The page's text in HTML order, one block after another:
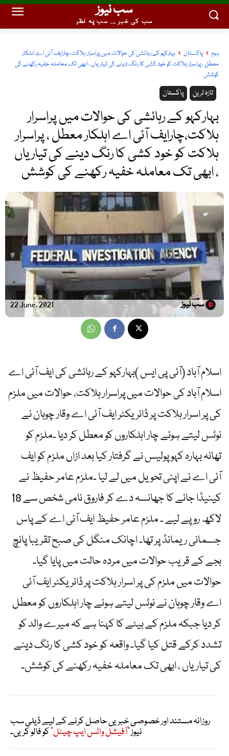
سب نیوز
سب کی خبر ... سب پہ نظر
ہوم پاکستان
بہارکہو کے رہائشی کی حوالات میں پراسرار ہلاکت،چارایف آئی اے اہلکار
معطل ، پراسرار ہلاکت کو خود کشی کا رنگ دینے کی تیاریاں ، ابھی تک معاملہ خفیہ رکھنے کی
کوشش
پاکستان تازہ ترین
بہارکہو کے رہائشی کی حوالات میں پراسرار
ہلاکت،چارایف آئی اے اہلکار معطل ، پراسرار
ہلاکت کو خود کشی کا رنگ دینے کی تیاریاں
، ابھی تک معاملہ خفیہ رکھنے کی کوشش
22 June, 2021 سب نیوز
اسلام آباد (آئی پی ایس )بہارکہو کے رہائشی کی ایف آئی اے
اسلام آباد کی حوالات میں پراسرار ہلاکت، حوالات میں ملزم
کی پر اسرار ہلاکت پر ڈائریکٹر ایف آئی اے وقار چوہان نے
نوٹس لیتے ہوئے چار اہلکاروں کو معطل کر دیا ۔ملزم کو
تھانہ بہارہ کہو پولیس نے گرفتار کیا بعد ازاں ملزم کو ایف
آئی اے نے اپنی تحویل میں لے لیا ۔ملزم عامر حفیظ نے
کینیڈا جانے کا جھانسہ دے کر فاروق نامی شخص سے 18
لاکھ روپے لیے ۔ ملزم عامر حفیظ ایف آئی اے کے پاس
جسمانی ریمانڈ پر تھا۔ اچانک منگل کی صبح تقریبا پانچ
بجے کے قریب حوالات میں مردہ حالت میں پایا گیا۔
حوالات میں ملزم کی پر اسرار ہلاکت پر ڈائریکٹر ایف آئی
اے وقار چوہان نے نوٹس لیتے ہوئے چار اہلکاروں کو معطل
کر دیا جبکہ ملزم کے بیٹے کا کہنا ہے کہ میرے والد کو
تشدد کرکے قتل کیا گیا۔ واقعہ کو خود کشی کا رنگ دینے
کی تیاریاں ، ابھی تک معاملہ خفیہ رکھنے کی کوشش۔
روزانہ مستند اور خصوصی خبریں حاصل کرنے کے لیے ڈیلی سب
نیوز"آفیشل واٹس ایپ چینل"کو فالو کریں۔